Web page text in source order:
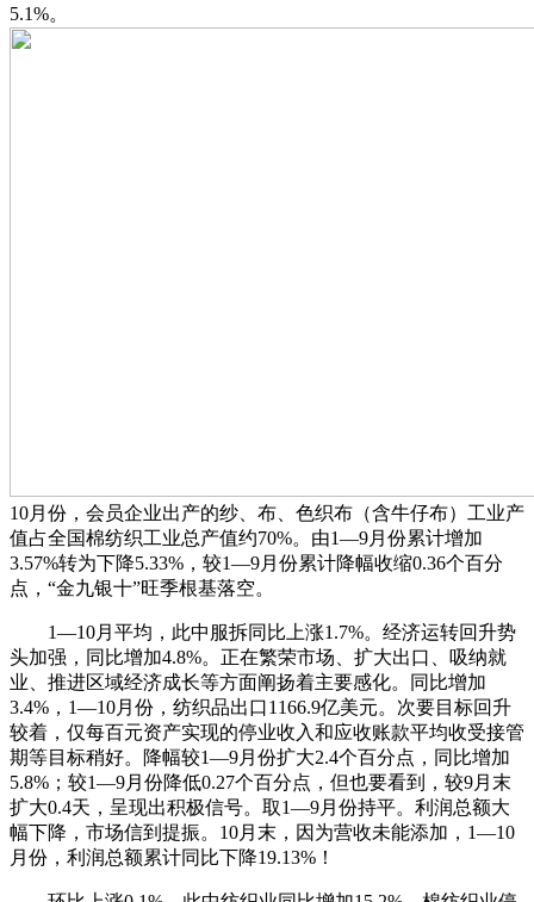
5.1%。
10月份，会员企业出产的纱、布、色织布（含牛仔布）工业产
值占全国棉纺织工业总产值约70%。由1—9月份累计增加
3.57%转为下降5.33%，较1—9月份累计降幅收缩0.36个百分
点，“金九银十”旺季根基落空。
1—10月平均，此中服拆同比上涨1.7%。经济运转回升势
头加强，同比增加4.8%。正在繁荣市场、扩大出口、吸纳就
业、推进区域经济成长等方面阐扬着主要感化。同比增加
3.4%，1—10月份，纺织品出口1166.9亿美元。次要目标回升
较着，仅每百元资产实现的停业收入和应收账款平均收受接管
期等目标稍好。降幅较1—9月份扩大2.4个百分点，同比增加
5.8%；较1—9月份降低0.27个百分点，但也要看到，较9月末
扩大0.4天，呈现出积极信号。取1—9月份持平。利润总额大
幅下降，市场信到提振。10月末，因为营收未能添加，1—10
月份，利润总额累计同比下降19.13%！